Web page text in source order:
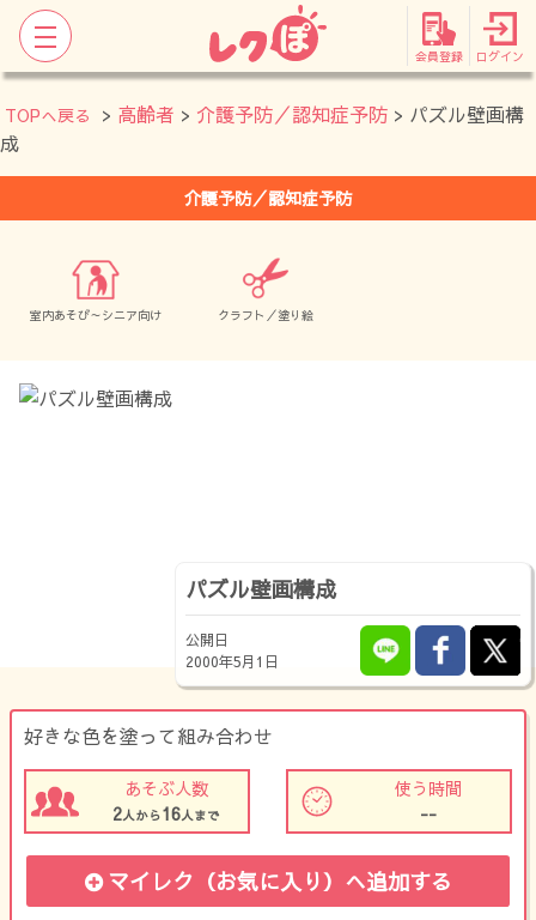
会員登録 ログイン
TOPへ戻る > 高齢者 > 介護予防／認知症予防 > パズル壁画構
成
介護予防／認知症予防
室内あそび～シニア向け クラフト／塗り絵
パズル壁画構成
公開日
2000年5月1日
好きな色を塗って組み合わせ
あそぶ人数
2人から16人まで
使う時間
--
マイレク（お気に入り） へ追加する